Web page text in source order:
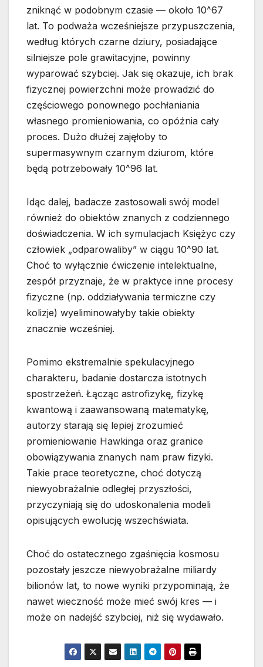
zniknąć w podobnym czasie — około 10^67
lat. To podważa wcześniejsze przypuszczenia,
według których czarne dziury, posiadające
silniejsze pole grawitacyjne, powinny
wyparować szybciej. Jak się okazuje, ich brak
fizycznej powierzchni może prowadzić do
częściowego ponownego pochłaniania
własnego promieniowania, co opóźnia cały
proces. Dużo dłużej zajęłoby to
supermasywnym czarnym dziurom, które
będą potrzebowały 10^96 lat.
Idąc dalej, badacze zastosowali swój model
również do obiektów znanych z codziennego
doświadczenia. W ich symulacjach Księżyc czy
człowiek „odparowaliby” w ciągu 10^90 lat.
Choć to wyłącznie ćwiczenie intelektualne,
zespół przyznaje, że w praktyce inne procesy
fizyczne (np. oddziaływania termiczne czy
kolizje) wyeliminowałyby takie obiekty
znacznie wcześniej.
Pomimo ekstremalnie spekulacyjnego
charakteru, badanie dostarcza istotnych
spostrzeżeń. Łącząc astrofizykę, fizykę
kwantową i zaawansowaną matematykę,
autorzy starają się lepiej zrozumieć
promieniowanie Hawkinga oraz granice
obowiązywania znanych nam praw fizyki.
Takie prace teoretyczne, choć dotyczą
niewyobrażalnie odległej przyszłości,
przyczyniają się do udoskonalenia modeli
opisujących ewolucję wszechświata.
Choć do ostatecznego zgaśnięcia kosmosu
pozostały jeszcze niewyobrażalne miliardy
bilionów lat, to nowe wyniki przypominają, że
nawet wieczność może mieć swój kres — i
może on nadejść szybciej, niż się wydawało.